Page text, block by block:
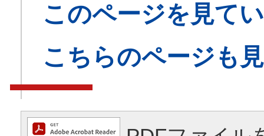
このページを見て
こちらのページも